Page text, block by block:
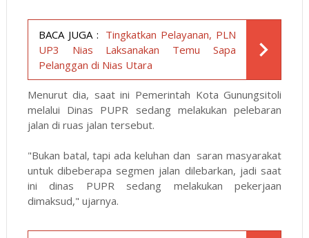
BACA JUGA : Tingkatkan Pelayanan, PLN
UP3 Nias Laksanakan Temu Sapa
Pelanggan di Nias Utara
Menurut dia, saat ini Pemerintah Kota Gunungsitoli
melalui Dinas PUPR sedang melakukan pelebaran
jalan di ruas jalan tersebut.
"Bukan batal, tapi ada keluhan dan saran masyarakat
untuk dibeberapa segmen jalan dilebarkan, jadi saat
ini dinas PUPR sedang melakukan pekerjaan
dimaksud," ujarnya.